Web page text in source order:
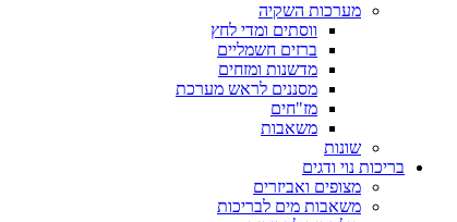
מערכות השקיה
ווסתים ומדי לחץ
ברזים חשמליים
מדשנות ומזחים
מסננים לראש מערכת
מז"חים
משאבות
שונות
בריכות נוי ודגים
מצופים ואביזרים
משאבות מים לבריכות